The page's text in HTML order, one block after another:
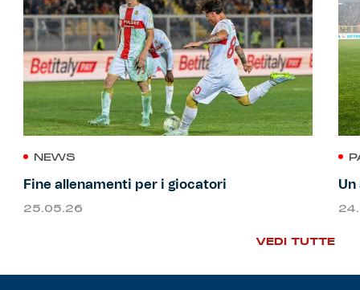
NEWS
Fine allenamenti per i giocatori
25.05.26
Un
VEDI TUTTE